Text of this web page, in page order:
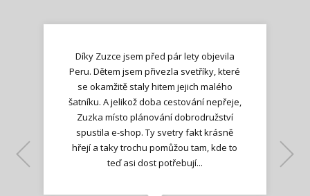
Díky Zuzce jsem před pár lety objevila
Peru. Dětem jsem přivezla svetříky, které
se okamžitě staly hitem jejich malého
šatníku. A jelikož doba cestování nepřeje,
Zuzka místo plánování dobrodružství
spustila e-shop. Ty svetry fakt krásně
hřejí a taky trochu pomůžou tam, kde to
teď asi dost potřebují...
Jana T.
Ilona M.
Lenka K.
Nadšená zpráva
Lenka K.